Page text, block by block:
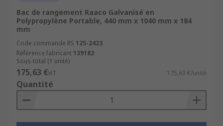
Bac de rangement Raaco Galvanisé en
Polypropylène Portable, 440 mm x 1040 mm x 184
mm
Code commande RS 125-2423
Référence fabricant 139182
Sous-total (1 unité)
175,63 €HT 175,63 €/unité
Quantité